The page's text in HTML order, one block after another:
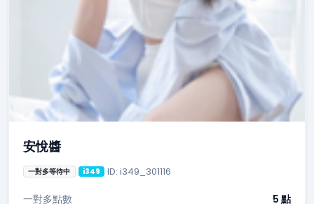
安悅醬
一對多等待中 i349 ID: i349_301116
一對多點數
5 點